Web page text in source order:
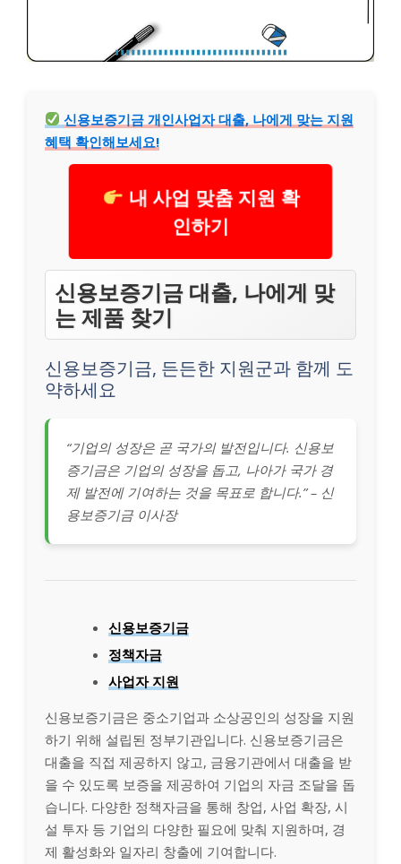
신용보증기금 개인사업자 대출, 나에게 맞는 지원
혜택 확인해보세요!
내 사업 맞춤 지원 확
인하기
신용보증기금 대출, 나에게 맞
는 제품 찾기
신용보증기금, 든든한 지원군과 함께 도
약하세요
“기업의 성장은 곧 국가의 발전입니다. 신용보
증기금은 기업의 성장을 돕고, 나아가 국가 경
제 발전에 기여하는 것을 목표로 합니다.” – 신
용보증기금 이사장
신용보증기금
정책자금
사업자 지원
신용보증기금은 중소기업과 소상공인의 성장을 지원
하기 위해 설립된 정부기관입니다. 신용보증기금은
대출을 직접 제공하지 않고, 금융기관에서 대출을 받
을 수 있도록 보증을 제공하여 기업의 자금 조달을 돕
습니다. 다양한 정책자금을 통해 창업, 사업 확장, 시
설 투자 등 기업의 다양한 필요에 맞춰 지원하며, 경
제 활성화와 일자리 창출에 기여합니다.